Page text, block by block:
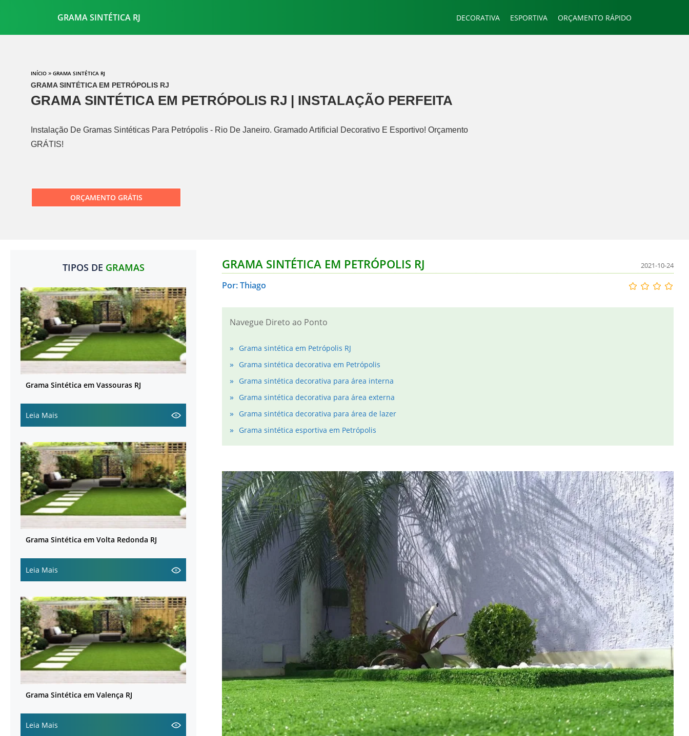
GRAMA SINTÉTICA RJ DECORATIVA ESPORTIVA ORÇAMENTO RÁPIDO
INÍCIO » GRAMA SINTÉTICA RJ
GRAMA SINTÉTICA EM PETRÓPOLIS RJ
GRAMA SINTÉTICA EM PETRÓPOLIS RJ | INSTALAÇÃO PERFEITA
Instalação De Gramas Sintéticas Para Petrópolis - Rio De Janeiro. Gramado Artificial Decorativo E Esportivo! Orçamento
GRÁTIS!
ORÇAMENTO GRÁTIS
GRAMA SINTÉTICA EM PETRÓPOLIS RJ 2021-10-24
Por: Thiago
Navegue Direto ao Ponto
Grama sintética em Petrópolis RJ
Grama sintética decorativa em Petrópolis
Grama sintética decorativa para área interna
Grama sintética decorativa para área externa
Grama sintética decorativa para área de lazer
Grama sintética esportiva em Petrópolis
TIPOS DE GRAMAS
Grama Sintética em Vassouras RJ
Leia Mais
Grama Sintética em Volta Redonda RJ
Leia Mais
Grama Sintética em Valença RJ
Leia Mais